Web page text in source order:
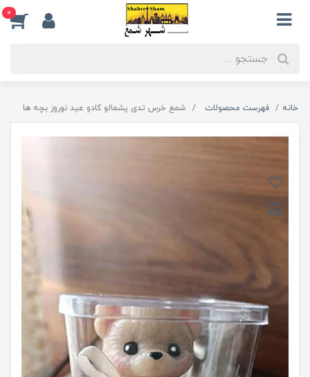
0
خانه فهرست محصولات شمع خرس تدی پشمالو کادو عید نوروز بچه ها